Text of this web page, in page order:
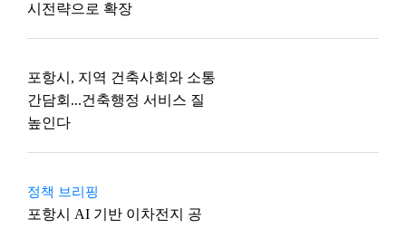
시전략으로 확장
포항시, 지역 건축사회와 소통
간담회...건축행정 서비스 질
높인다
정책 브리핑
포항시 AI 기반 이차전지 공